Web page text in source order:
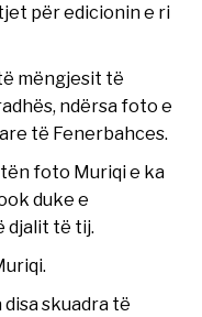
për edicionin e ri
mëngjesit të
ndërsa foto e
të Fenerbahces.
foto Muriqi e ka
duke e
djalit të tij.
skuadra të